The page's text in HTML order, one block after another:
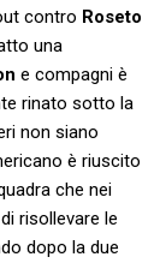
contro Roseto
una
e compagni è
rinato sotto la
non siano
è riuscito
che nei
risollevare le
dopo la due